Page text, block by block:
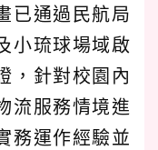
已通過民航局
小琉球場域啟
，針對校園內
流服務情境進
務運作經驗並